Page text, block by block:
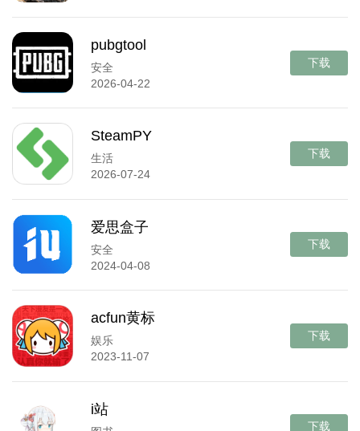
pubgtool
安全
2026-04-22
下载
SteamPY
生活
2026-07-24
下载
爱思盒子
安全
2024-04-08
下载
acfun黄标
娱乐
2023-11-07
下载
i站
下载